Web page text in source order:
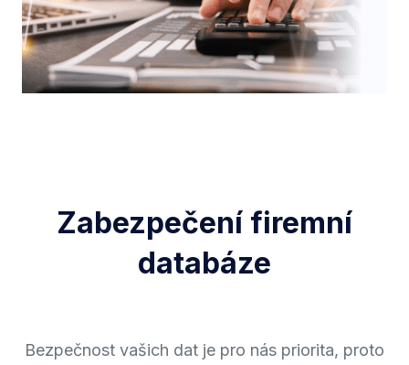
Zabezpečení firemní
databáze
Bezpečnost vašich dat je pro nás priorita, proto